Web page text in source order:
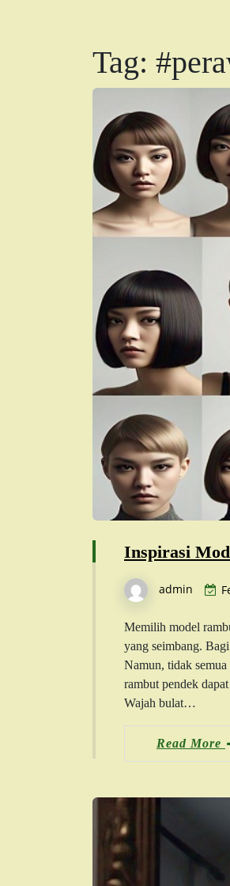
Tag:
Inspirasi
admin
Memilih model
yang seimbang.
Namun, tidak
rambut pendek
Wajah bulat…
Read More